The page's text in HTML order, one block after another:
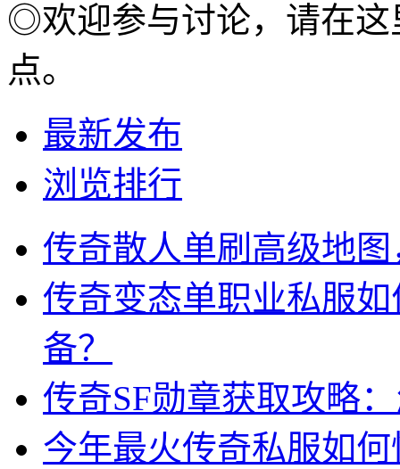
◎欢迎参与讨论，请在这
点。
最新发布
浏览排行
传奇散人单刷高级地
传奇变态单职业私服
备？
传奇SF勋章获取攻略
今年最火传奇私服如